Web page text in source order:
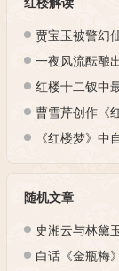
贾宝玉被警幻
一夜风流酝酿
红楼十二钗中
曹雪芹创作《
《红楼梦》中
随机文章
史湘云与林黛
白话《金瓶梅